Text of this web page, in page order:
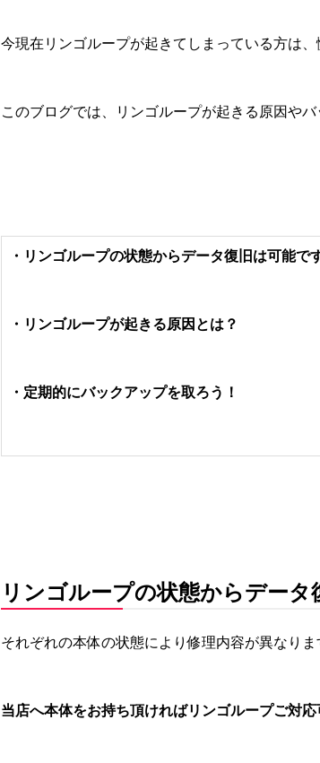
今現在リンゴループが起きてしまっている方は
このブログでは、リンゴループが起きる原因や
・リンゴループの状態からデータ復旧は可能で
・リンゴループが起きる原因とは？
・定期的にバックアップを取ろう！
リンゴループの状態からデータ
それぞれの本体の状態により修理内容が異なりま
当店へ本体をお持ち頂ければリンゴループご対応